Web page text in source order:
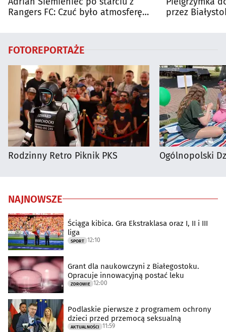
Rangers FC: Czuć było atmosferę
przez
FOTOREPORTAŻE
Rodzinny Retro Piknik PKS Ogólnopolski
NAJNOWSZE
Ściąga kibica. Gra Ekstraklasa oraz I, II i III
liga
SPORT 12:10
Grant dla naukowczyni z Białegostoku.
Opracuje innowacyjną postać leku
ZDROWIE 12:00
Podlaskie pierwsze z programem ochrony
dzieci przed przemocą seksualną
AKTUALNOŚCI 11:59